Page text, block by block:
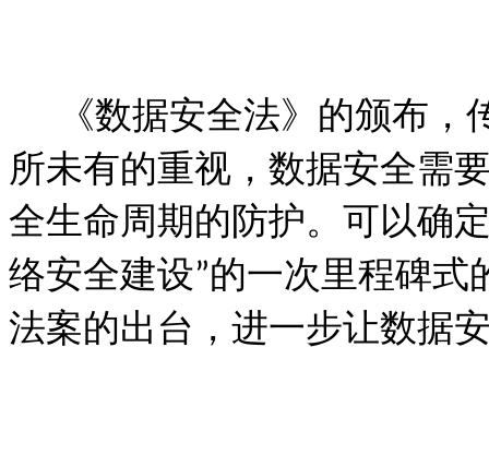
《数据安全法》的颁布，
所未有的重视，数据安全需
全生命周期的防护。可以确
络安全建设”的一次里程碑式
法案的出台，进一步让数据